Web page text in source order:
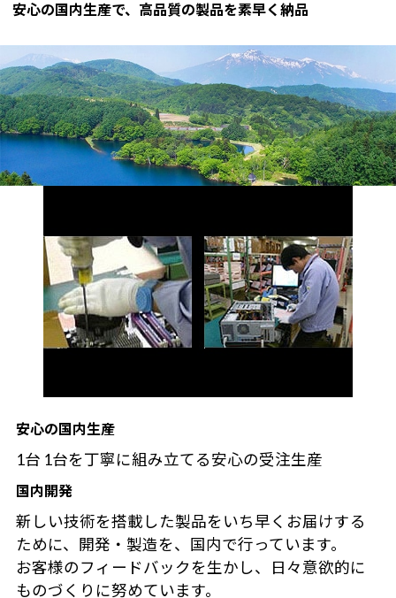
安心の国内生産で、高品質の製品を素早く納品
安心の国内生産
1台 1台を丁寧に組み立てる安心の受注生産
国内開発
新しい技術を搭載した製品をいち早くお届けする
ために、開発・製造を、国内で行っています。
お客様のフィードバックを生かし、日々意欲的に
ものづくりに努めています。